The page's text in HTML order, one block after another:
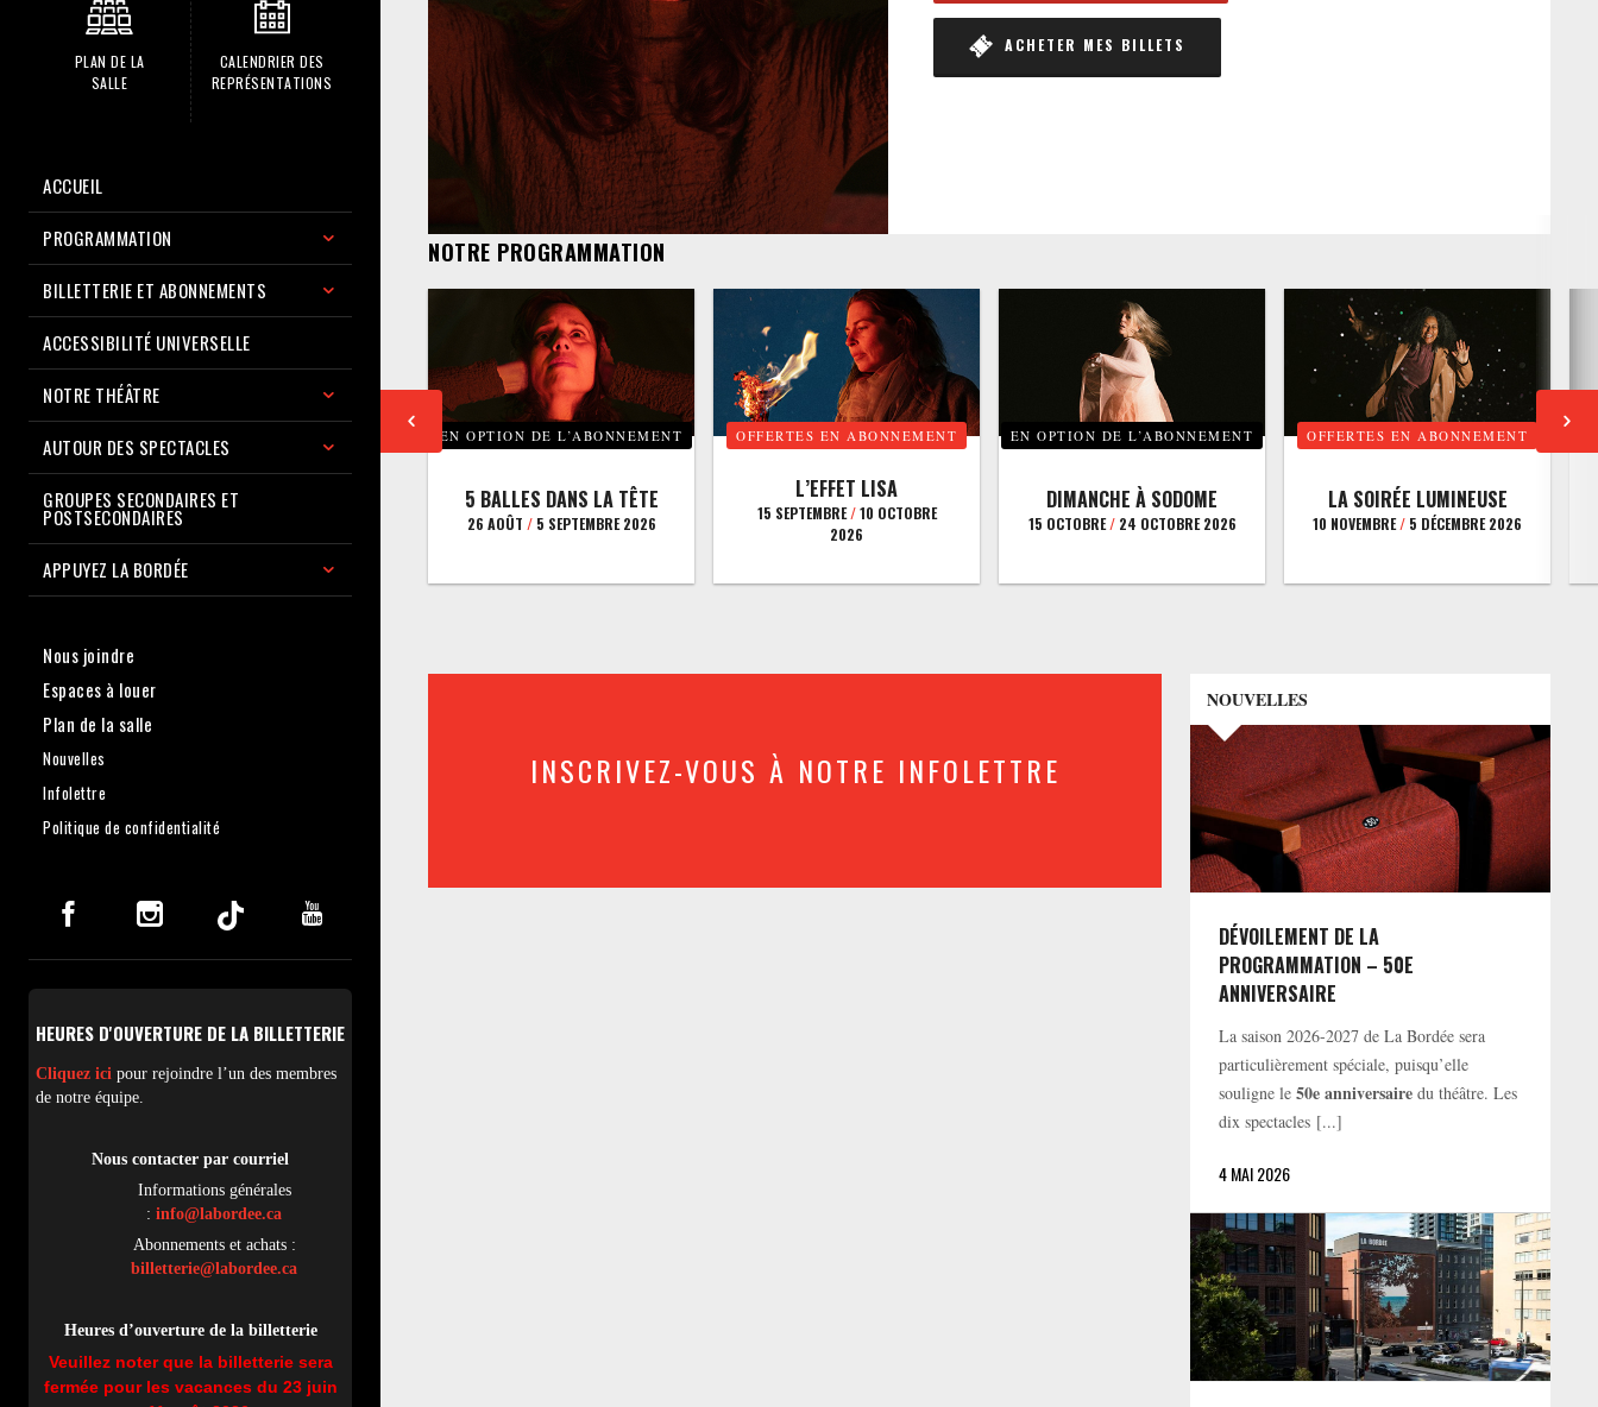
PLAN DE LA
SALLE
CALENDRIER DES
REPRÉSENTATIONS
ACCUEIL
PROGRAMMATION
BILLETTERIE ET ABONNEMENTS
ACCESSIBILITÉ UNIVERSELLE
NOTRE THÉÂTRE
AUTOUR DES SPECTACLES
GROUPES SECONDAIRES ET
POSTSECONDAIRES
APPUYEZ LA BORDÉE
Nous joindre
Espaces à louer
Plan de la salle
Nouvelles
Infolettre
Politique de confidentialité
HEURES D'OUVERTURE DE LA BILLETTERIE
Cliquez ici pour rejoindre l’un des membres
de notre équipe.
Nous contacter par courriel
Informations générales
: info@labordee.ca
Abonnements et achats :
billetterie@labordee.ca
Heures d’ouverture de la billetterie
Veuillez noter que la billetterie sera
fermée pour les vacances du 23 juin
ACHETER MES BILLETS
NOTRE PROGRAMMATION
EN OPTION DE L’ABONNEMENT
5 BALLES DANS LA TÊTE
26 AOÛT /5 SEPTEMBRE 2026
OFFERTES EN ABONNEMENT
L’EFFET LISA
15 SEPTEMBRE/10 OCTOBRE
2026
EN OPTION DE L’ABONNEMENT
DIMANCHE À SODOME
15 OCTOBRE/24 OCTOBRE 2026
OFFERTES EN ABONNEMENT
LA SOIRÉE LUMINEUSE
10 NOVEMBRE/ 5 DÉCEMBRE 2026
INSCRIVEZ-VOUS À NOTRE INFOLETTRE
NOUVELLES
DÉVOILEMENT DE LA
PROGRAMMATION – 50E
ANNIVERSAIRE
La saison 2026-2027 de La Bordée sera
particulièrement spéciale, puisqu’elle
souligne le50e anniversaire du théâtre. Les
dix spectacles [...]
4 MAI 2026